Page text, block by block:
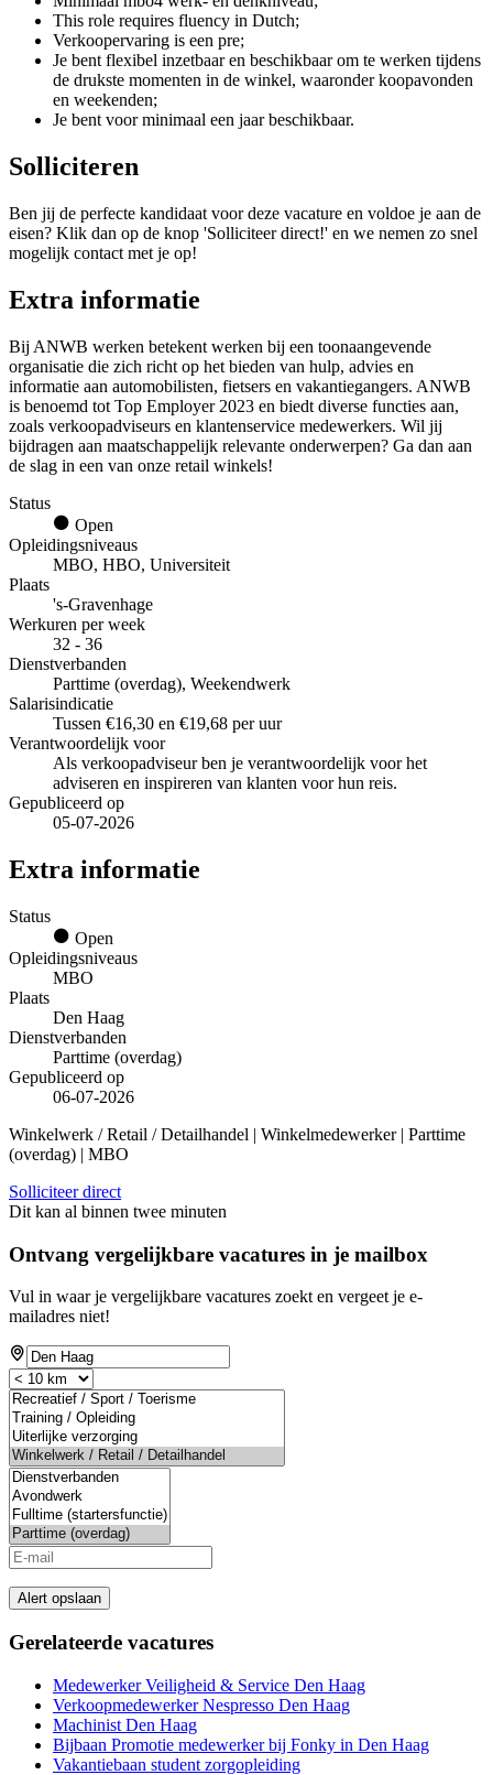
This role requires fluency in Dutch;
Verkoopervaring is een pre;
Je bent flexibel inzetbaar en beschikbaar om te werken tijdens
de drukste momenten in de winkel, waaronder koopavonden
en weekenden;
Je bent voor minimaal een jaar beschikbaar.
Solliciteren
Ben jij de perfecte kandidaat voor deze vacature en voldoe je aan de
eisen? Klik dan op de knop 'Solliciteer direct!' en we nemen zo snel
mogelijk contact met je op!
Extra informatie
Bij ANWB werken betekent werken bij een toonaangevende
organisatie die zich richt op het bieden van hulp, advies en
informatie aan automobilisten, fietsers en vakantiegangers. ANWB
is benoemd tot Top Employer 2023 en biedt diverse functies aan,
zoals verkoopadviseurs en klantenservice medewerkers. Wil jij
bijdragen aan maatschappelijk relevante onderwerpen? Ga dan aan
de slag in een van onze retail winkels!
Status
Open
Opleidingsniveaus
MBO, HBO, Universiteit
Plaats
's-Gravenhage
Werkuren per week
32 - 36
Dienstverbanden
Parttime (overdag), Weekendwerk
Salarisindicatie
Tussen €16,30 en €19,68 per uur
Verantwoordelijk voor
Als verkoopadviseur ben je verantwoordelijk voor het
adviseren en inspireren van klanten voor hun reis.
Gepubliceerd op
05-07-2026
Extra informatie
Status
Open
Opleidingsniveaus
MBO
Plaats
Den Haag
Dienstverbanden
Parttime (overdag)
Gepubliceerd op
06-07-2026
Winkelwerk / Retail / Detailhandel | Winkelmedewerker | Parttime
(overdag) | MBO
Solliciteer direct
Dit kan al binnen twee minuten
Ontvang vergelijkbare vacatures in je mailbox
Vul in waar je vergelijkbare vacatures zoekt en vergeet je e-
mailadres niet!
Alert opslaan
Gerelateerde vacatures
Medewerker Veiligheid & Service Den Haag
Verkoopmedewerker Nespresso Den Haag
Machinist Den Haag
Bijbaan Promotie medewerker bij Fonky in Den Haag
Vakantiebaan student zorgopleiding